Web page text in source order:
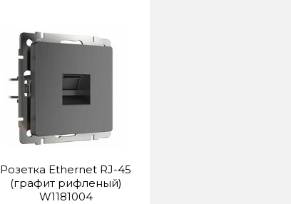
Розетка Ethernet RJ-45
(графит рифленый)
W1181004